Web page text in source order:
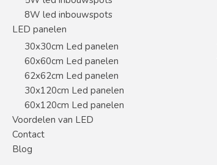
8W led inbouwspots
LED panelen
30x30cm Led panelen
60x60cm Led panelen
62x62cm Led panelen
30x120cm Led panelen
60x120cm Led panelen
Voordelen van LED
Contact
Blog